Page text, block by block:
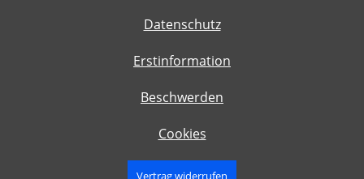
Datenschutz
Erstinformation
Beschwerden
Cookies
Vertrag widerrufen